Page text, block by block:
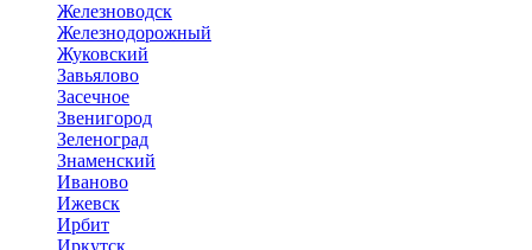
Железноводск
Железнодорожный
Жуковский
Завьялово
Засечное
Звенигород
Зеленоград
Знаменский
Иваново
Ижевск
Ирбит